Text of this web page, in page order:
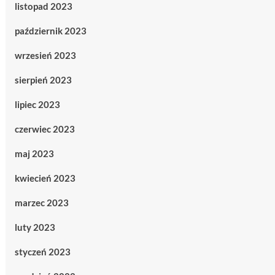
listopad 2023
październik 2023
wrzesień 2023
sierpień 2023
lipiec 2023
czerwiec 2023
maj 2023
kwiecień 2023
marzec 2023
luty 2023
styczeń 2023